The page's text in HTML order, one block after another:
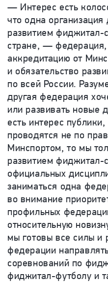
— Интерес есть
что одна
развитием фиджитал-
стране, — федерация,
аккредитацию от
и обязательство
по всей России.
другая федерация
или развивать новые
есть интерес
проводятся не по
Минспортом, то мы
развитием фиджитал-
официальных
заниматься одна
во внимание
профильных
относительную
мы готовы все силы и
федерации
соревнований по
фиджитал-футболу и